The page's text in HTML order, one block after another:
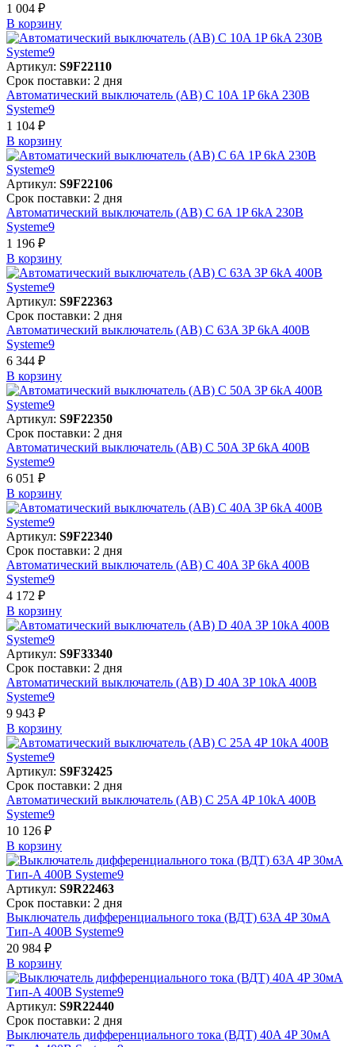
1 004 ₽
В корзинy
Артикул: S9F22110
Срок поставки: 2 дня
Автоматический выключатель (АВ) C 10A 1P 6kA 230В
Systeme9
1 104 ₽
В корзинy
Артикул: S9F22106
Срок поставки: 2 дня
Автоматический выключатель (АВ) C 6A 1P 6kA 230В
Systeme9
1 196 ₽
В корзинy
Артикул: S9F22363
Срок поставки: 2 дня
Автоматический выключатель (АВ) C 63A 3P 6kA 400В
Systeme9
6 344 ₽
В корзинy
Артикул: S9F22350
Срок поставки: 2 дня
Автоматический выключатель (АВ) C 50A 3P 6kA 400В
Systeme9
6 051 ₽
В корзинy
Артикул: S9F22340
Срок поставки: 2 дня
Автоматический выключатель (АВ) C 40A 3P 6kA 400В
Systeme9
4 172 ₽
В корзинy
Артикул: S9F33340
Срок поставки: 2 дня
Автоматический выключатель (АВ) D 40A 3P 10kA 400В
Systeme9
9 943 ₽
В корзинy
Артикул: S9F32425
Срок поставки: 2 дня
Автоматический выключатель (АВ) C 25A 4P 10kA 400В
Systeme9
10 126 ₽
В корзинy
Артикул: S9R22463
Срок поставки: 2 дня
Выключатель дифференциального тока (ВДТ) 63A 4P 30мА
Тип-A 400В Systeme9
20 984 ₽
В корзинy
Артикул: S9R22440
Срок поставки: 2 дня
Выключатель дифференциального тока (ВДТ) 40A 4P 30мА